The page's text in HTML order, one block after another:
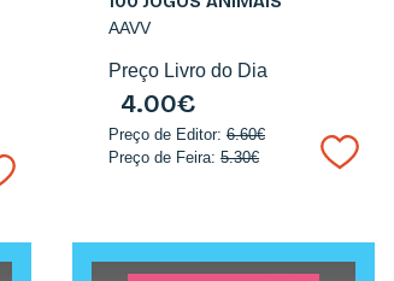
AAVV
Preço Livro do Dia
4.00€
Preço de Editor: 6.60€
Preço de Feira: 5.30€